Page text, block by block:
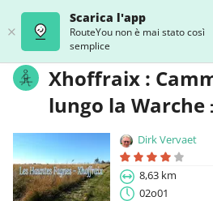
Scarica l'app
RouteYou non è mai stato così
semplice
Xhoffraix :
lungo la Warche
Dirk Vervaet
8,63 km
02o01